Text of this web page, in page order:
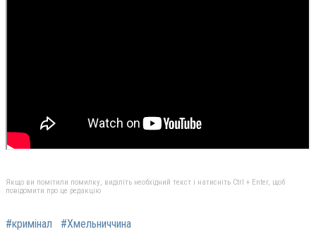
Якщо ви помітили помилку, виділіть необхідний текст і натисніть Ctrl + Enter, щоб
повідомити про це редакцію
#кримінал #Хмельниччина